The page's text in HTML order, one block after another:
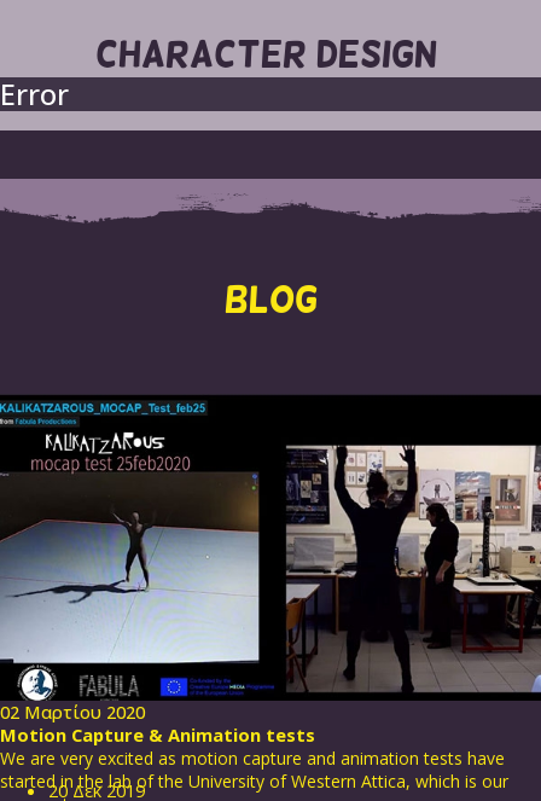
CHARACTER DESIGN
Error
BLOG
02 Μαρτίου 2020
Motion Capture & Animation tests
We are very excited as motion capture and animation tests have
started in the lab of the University of Western Attica, which is our
20 Δεκ 2019